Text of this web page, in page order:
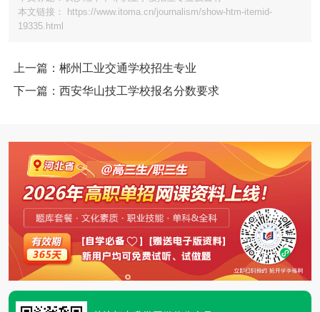
本文链接： https://www.itoma.cn/journalism/show-htm-itemid-
19335.html
上一篇：郴州工业交通学校招生专业
下一篇：西安华山技工学校报名分数要求